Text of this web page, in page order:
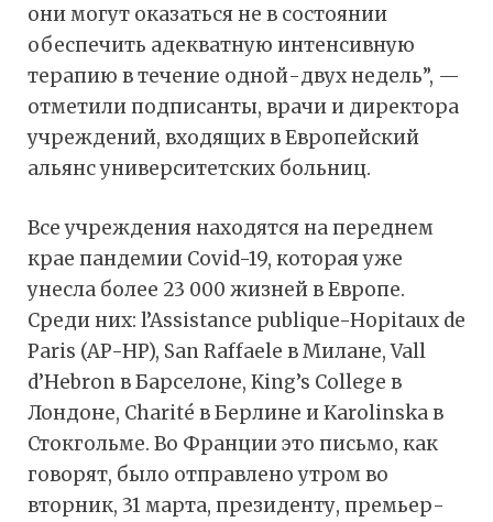
они могут оказаться не в состоянии
обеспечить адекватную интенсивную
терапию в течение одной-двух недель”, —
отметили подписанты, врачи и директора
учреждений, входящих в Европейский
альянс университетских больниц.
Все учреждения находятся на переднем
крае пандемии Covid-19, которая уже
унесла более 23 000 жизней в Европе.
Среди них: l’Assistance publique-Hopitaux de
Paris (AP-HP), San Raffaele в Милане, Vall
d’Hebron в Барселоне, King’s College в
Лондоне, Charité в Берлине и Karolinska в
Стокгольме. Во Франции это письмо, как
говорят, было отправлено утром во
вторник, 31 марта, президенту, премьер-